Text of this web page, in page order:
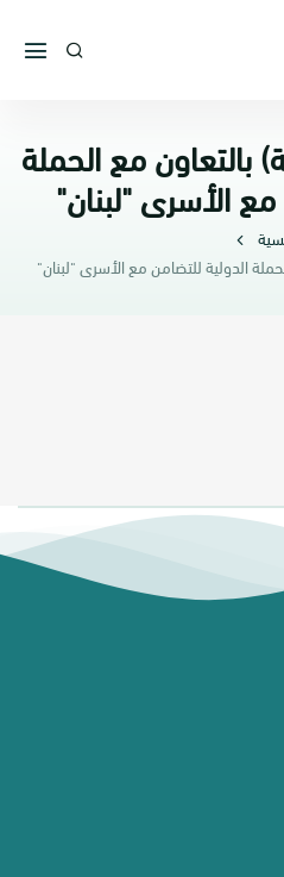
بالتعاون مع الحملة
الأسرى "لبنان"
الدولية للتضامن مع الأسرى "لبنان"